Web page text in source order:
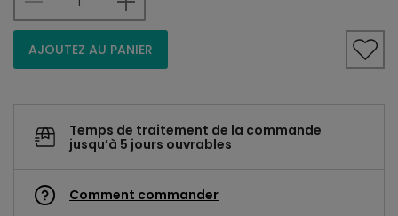
AJOUTEZ AU PANIER
Temps de traitement de la commande
jusqu’à 5 jours ouvrables
Comment commander